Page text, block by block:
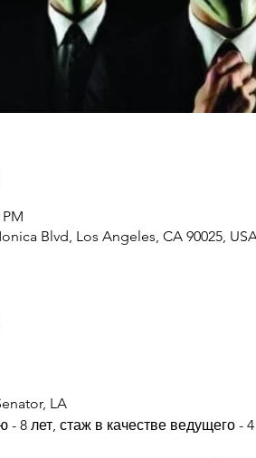
Blvd, Los Angeles, CA 90025,
LA
лет, стаж в качестве ведущего - 4